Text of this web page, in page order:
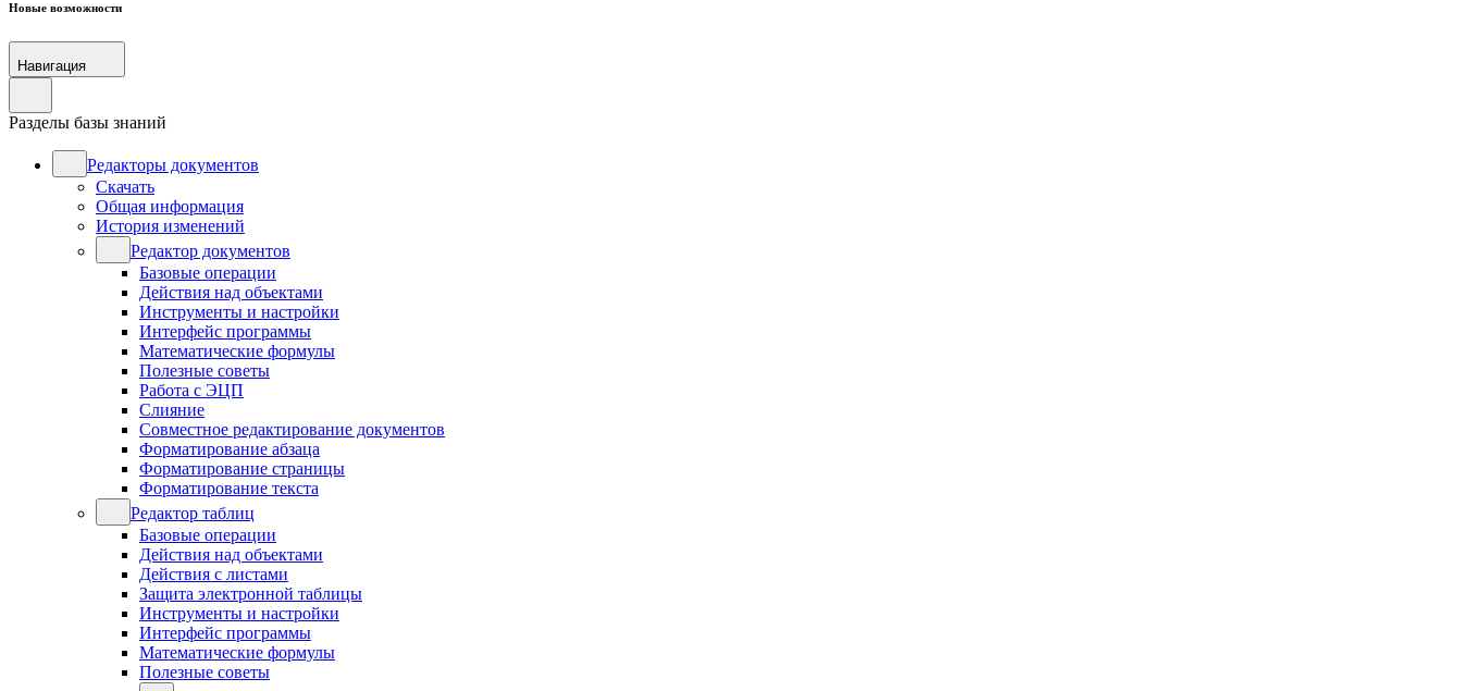
Новые возможности
Навигация
Разделы базы знаний
Редакторы документов
Скачать
Общая информация
История изменений
Редактор документов
Базовые операции
Действия над объектами
Инструменты и настройки
Интерфейс программы
Математические формулы
Полезные советы
Работа с ЭЦП
Слияние
Совместное редактирование документов
Форматирование абзаца
Форматирование страницы
Форматирование текста
Редактор таблиц
Базовые операции
Действия над объектами
Действия с листами
Защита электронной таблицы
Инструменты и настройки
Интерфейс программы
Математические формулы
Полезные советы